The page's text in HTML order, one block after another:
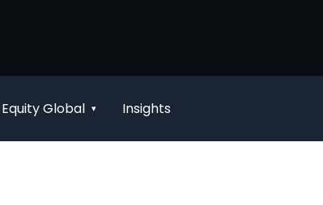
Equity Global ▾ Insights